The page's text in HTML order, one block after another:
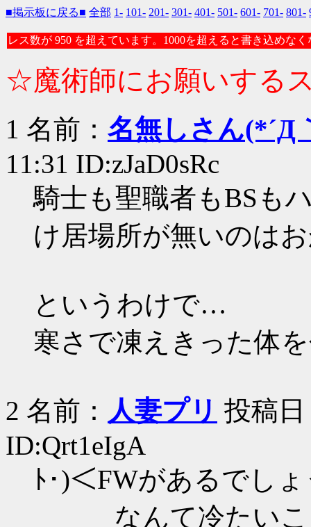
■掲示板に戻る■ 全部 1- 101- 201- 301- 401- 501- 601- 701- 801-
レス数が 950 を超えています。1000を超えると書き込めな
☆魔術師にお願いする
1 名前： 名無しさん(*´Д
11:31 ID:zJaD0sRc
騎士も聖職者もBSも
け居場所が無いのは
というわけで…
寒さで凍えきった体
2 名前： 人妻プリ 投稿日
ID:Qrt1eIgA
ﾄ･)＜FWがあるでし
なんて冷たいこ